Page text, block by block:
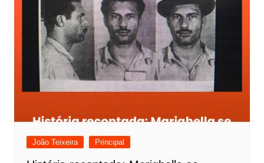
d
João Teixeira Principal